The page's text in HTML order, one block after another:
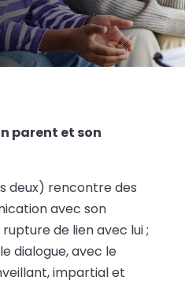
parent et son
deux) rencontre des
avec son
de lien avec lui ;
dialogue, avec le
impartial et